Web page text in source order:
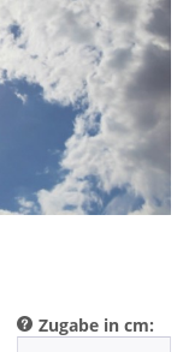
Zugabe in cm: